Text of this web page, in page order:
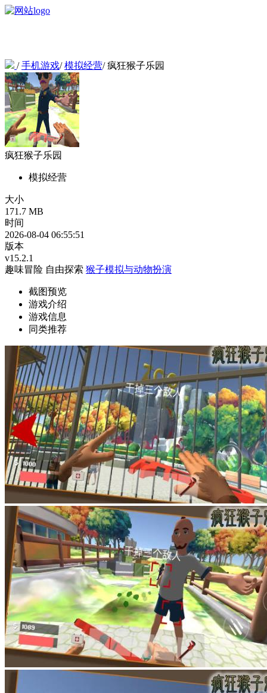
/手机游戏/模拟经营/疯狂猴子乐园
疯狂猴子乐园
模拟经营
大小
171.7 MB
时间
2026-08-04 06:55:51
版本
v15.2.1
趣味冒险 自由探索 猴子模拟与动物扮演
截图预览
游戏介绍
游戏信息
同类推荐